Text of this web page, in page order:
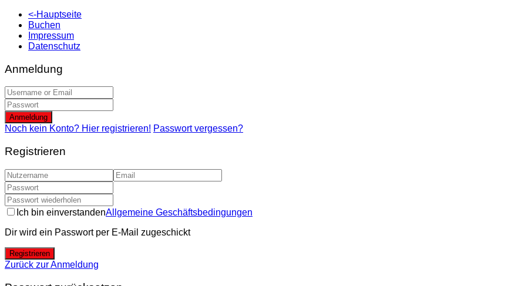
<-Hauptseite
Buchen
Impressum
Datenschutz
Anmeldung
Anmeldung
Noch kein Konto? Hier registrieren! Passwort vergessen?
Registrieren
Ich bin einverstandenAllgemeine Geschäftsbedingungen
Dir wird ein Passwort per E-Mail zugeschickt
Registrieren
Zurück zur Anmeldung